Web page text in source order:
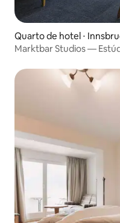
Quarto de hotel ⋅
Marktbar Studios —